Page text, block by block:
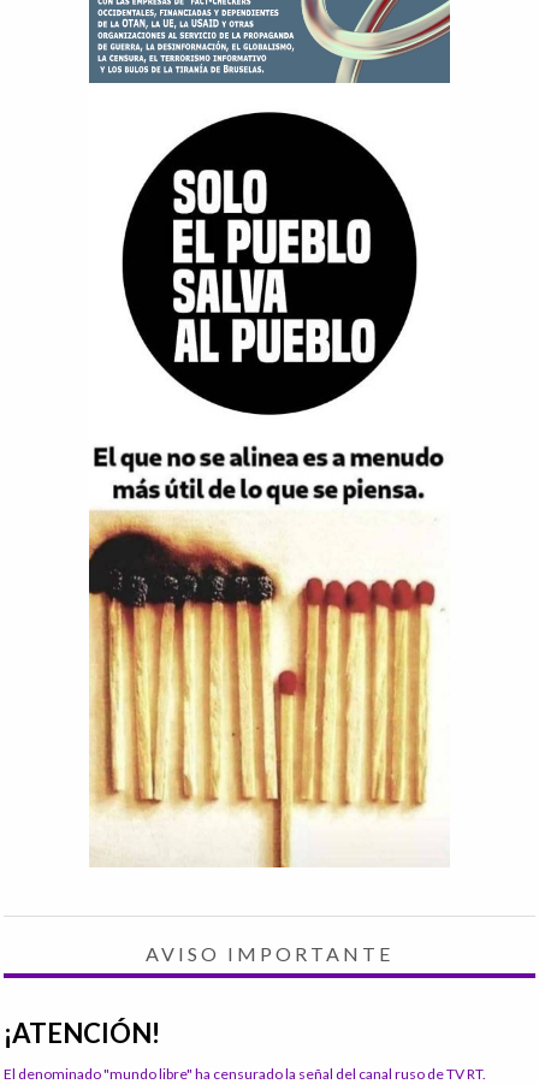
AVISO IMPORTANTE
¡ATENCIÓN!
El denominado "mundo libre" ha censurado la señal del canal ruso de TV RT.